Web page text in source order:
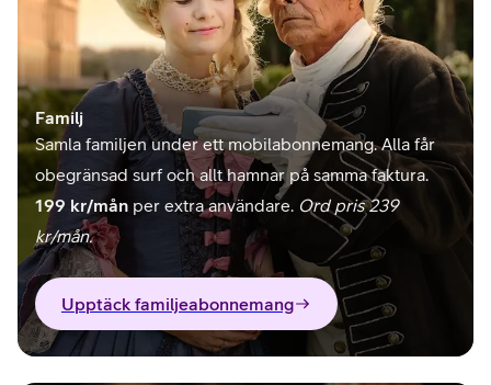
Familj
Samla familjen under ett mobilabonnemang. Alla får
obegränsad surf och allt hamnar på samma faktura.
199 kr/mån per extra användare. Ord pris 239
kr/mån.
Upptäck familjeabonnemang